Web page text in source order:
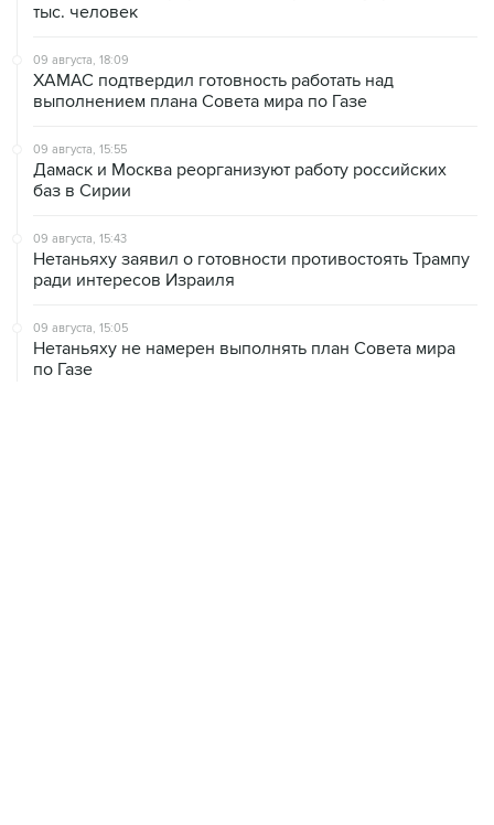
09 августа, 18:09
выполнением плана Совета мира по Газе
09 августа, 15:55
баз в Сирии
09 августа, 15:43
ради интересов Израиля
09 августа, 15:05
по Газе